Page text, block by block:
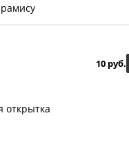
10 руб.
открытка